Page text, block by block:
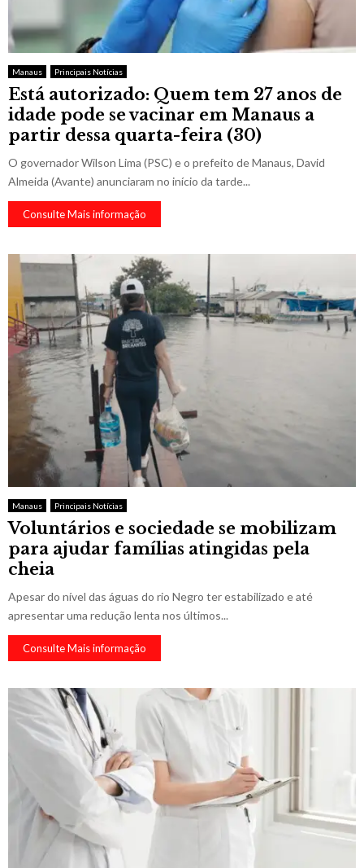
Manaus Principais Notícias
Está autorizado: Quem tem 27 anos de
idade pode se vacinar em Manaus a
partir dessa quarta-feira (30)
O governador Wilson Lima (PSC) e o prefeito de Manaus, David
Almeida (Avante) anunciaram no início da tarde...
Consulte Mais informação
Manaus Principais Notícias
Voluntários e sociedade se mobilizam
para ajudar famílias atingidas pela
cheia
Apesar do nível das águas do rio Negro ter estabilizado e até
apresentar uma redução lenta nos últimos...
Consulte Mais informação